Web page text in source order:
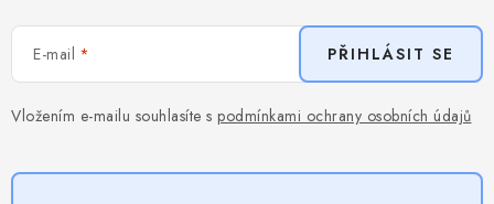
E-mail
Vložením e-mailu souhlasíte s podmínkami ochrany osobních údajů
PŘIHLÁSIT SE